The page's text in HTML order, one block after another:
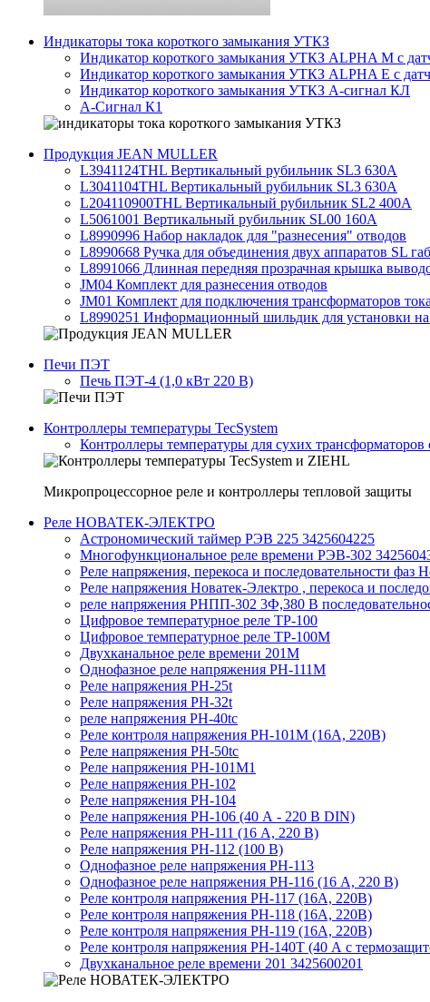
Индикаторы тока короткого замыкания УТКЗ
Индикатор короткого замыкания УТКЗ ALPHA M с
Индикатор короткого замыкания УТКЗ ALPHA E с
Индикатор короткого замыкания УТКЗ А-сигнал КЛ
А-Сигнал К1
Продукция JEAN MULLER
L3941124THL Вертикальный рубильник SL3 630А
L3041104THL Вертикальный рубильник SL3 630А
L204110900THL Вертикальный рубильник SL2 400А
L5061001 Вертикальный рубильник SL00 160А
L8990996 Набор накладок для "разнесения" отводов
L8990668 Ручка для объединения двух аппаратов SL
L8991066 Длинная передняя прозрачная крышка
JM04 Комплект для разнесения отводов
JM01 Комплект для подключения трансформаторов тока
L8990251 Информационный шильдик для установки на
Печи ПЭТ
Печь ПЭТ-4 (1,0 кВт 220 В)
Контроллеры температуры TecSystem
Контроллеры температуры для сухих
Микропроцессорное реле и контроллеры тепловой защиты
Реле НОВАТЕК-ЭЛЕКТРО
Астрономический таймер РЭВ 225 3425604225
Многофункциональное реле времени РЭВ-302
Реле напряжения, перекоса и последовательности
Реле напряжения Новатек-Электро , перекоса и
реле напряжения РНПП-302 3Ф,380 В
Цифровое температурное реле ТР-100
Цифровое температурное реле ТР-100М
Двухканальное реле времени 201М
Однофазное реле напряжения РН-111М
Реле напряжения РН-25t
Реле напряжения РН-32t
реле напряжения РН-40tc
Реле контроля напряжения РН-101М (16А, 220В)
Реле напряжения РН-50tc
Реле напряжения РН-101М1
Реле напряжения РН-102
Реле напряжения РН-104
Реле напряжения РН-106 (40 А - 220 В DIN)
Реле напряжения РН-111 (16 А, 220 В)
Реле напряжения РН-112 (100 В)
Однофазное реле напряжения РН-113
Однофазное реле напряжения РН-116 (16 А, 220 В)
Реле контроля напряжения РН-117 (16А, 220В)
Реле контроля напряжения РН-118 (16А, 220В)
Реле контроля напряжения РН-119 (16А, 220В)
Реле контроля напряжения РН-140Т (40 А с
Двухканальное реле времени 201 3425600201